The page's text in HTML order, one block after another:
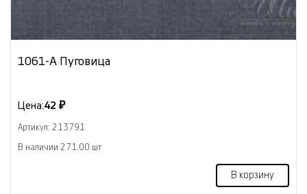
1061-А Пуговица
Цена:42 ₽
Артикул: 213791
В наличии 271.00 шт
В корзину